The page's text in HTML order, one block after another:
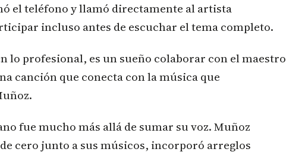
el teléfono y llamó directamente al artista
incluso antes de escuchar el tema completo.
lo profesional, es un sueño colaborar con el maestro
canción que conecta con la música que
fue mucho más allá de sumar su voz. Muñoz
cero junto a sus músicos, incorporó arreglos